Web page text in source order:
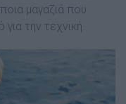
µαγαζιά που
την τεχνική.